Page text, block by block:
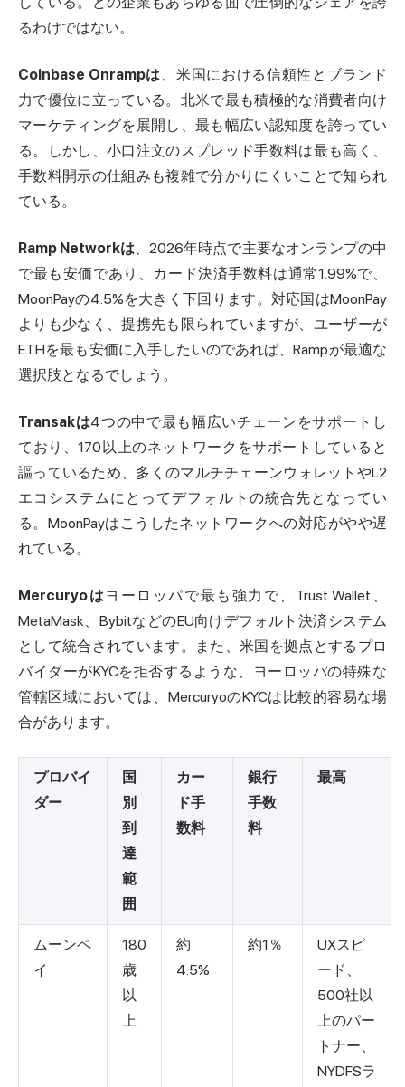
るわけではない。
Coinbase Onrampは、米国における信頼性とブランド
力で優位に立っている。北米で最も積極的な消費者向け
マーケティングを展開し、最も幅広い認知度を誇ってい
る。しかし、小口注文のスプレッド手数料は最も高く、
手数料開示の仕組みも複雑で分かりにくいことで知られ
ている。
Ramp Networkは、2026年時点で主要なオンランプの中
で最も安価であり、カード決済手数料は通常1.99%で、
MoonPayの4.5%を大きく下回ります。対応国はMoonPay
よりも少なく、提携先も限られていますが、ユーザーが
ETHを最も安価に入手したいのであれば、Rampが最適な
選択肢となるでしょう。
Transakは4つの中で最も幅広いチェーンをサポートし
ており、170以上のネットワークをサポートしていると
謳っているため、多くのマルチチェーンウォレットやL2
エコシステムにとってデフォルトの統合先となってい
る。MoonPayはこうしたネットワークへの対応がやや遅
れている。
Mercuryoはヨーロッパで最も強力で、Trust Wallet、
MetaMask、BybitなどのEU向けデフォルト決済システム
として統合されています。また、米国を拠点とするプロ
バイダーがKYCを拒否するような、ヨーロッパの特殊な
管轄区域においては、MercuryoのKYCは比較的容易な場
合があります。
プロバイ
ダー
国
別
到
達
範
囲
カー
ド手
数料
銀行
手数
料
最高
ムーンペ
イ
180
歳
以
上
約
4.5%
約1％
UXスピ
ード、
500社以
上のパー
トナー、
NYDFSラ